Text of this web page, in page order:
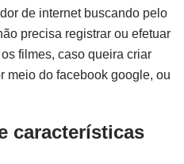
de internet buscando pelo
precisa registrar ou efetuar
filmes, caso queira criar
meio do facebook google, ou
características